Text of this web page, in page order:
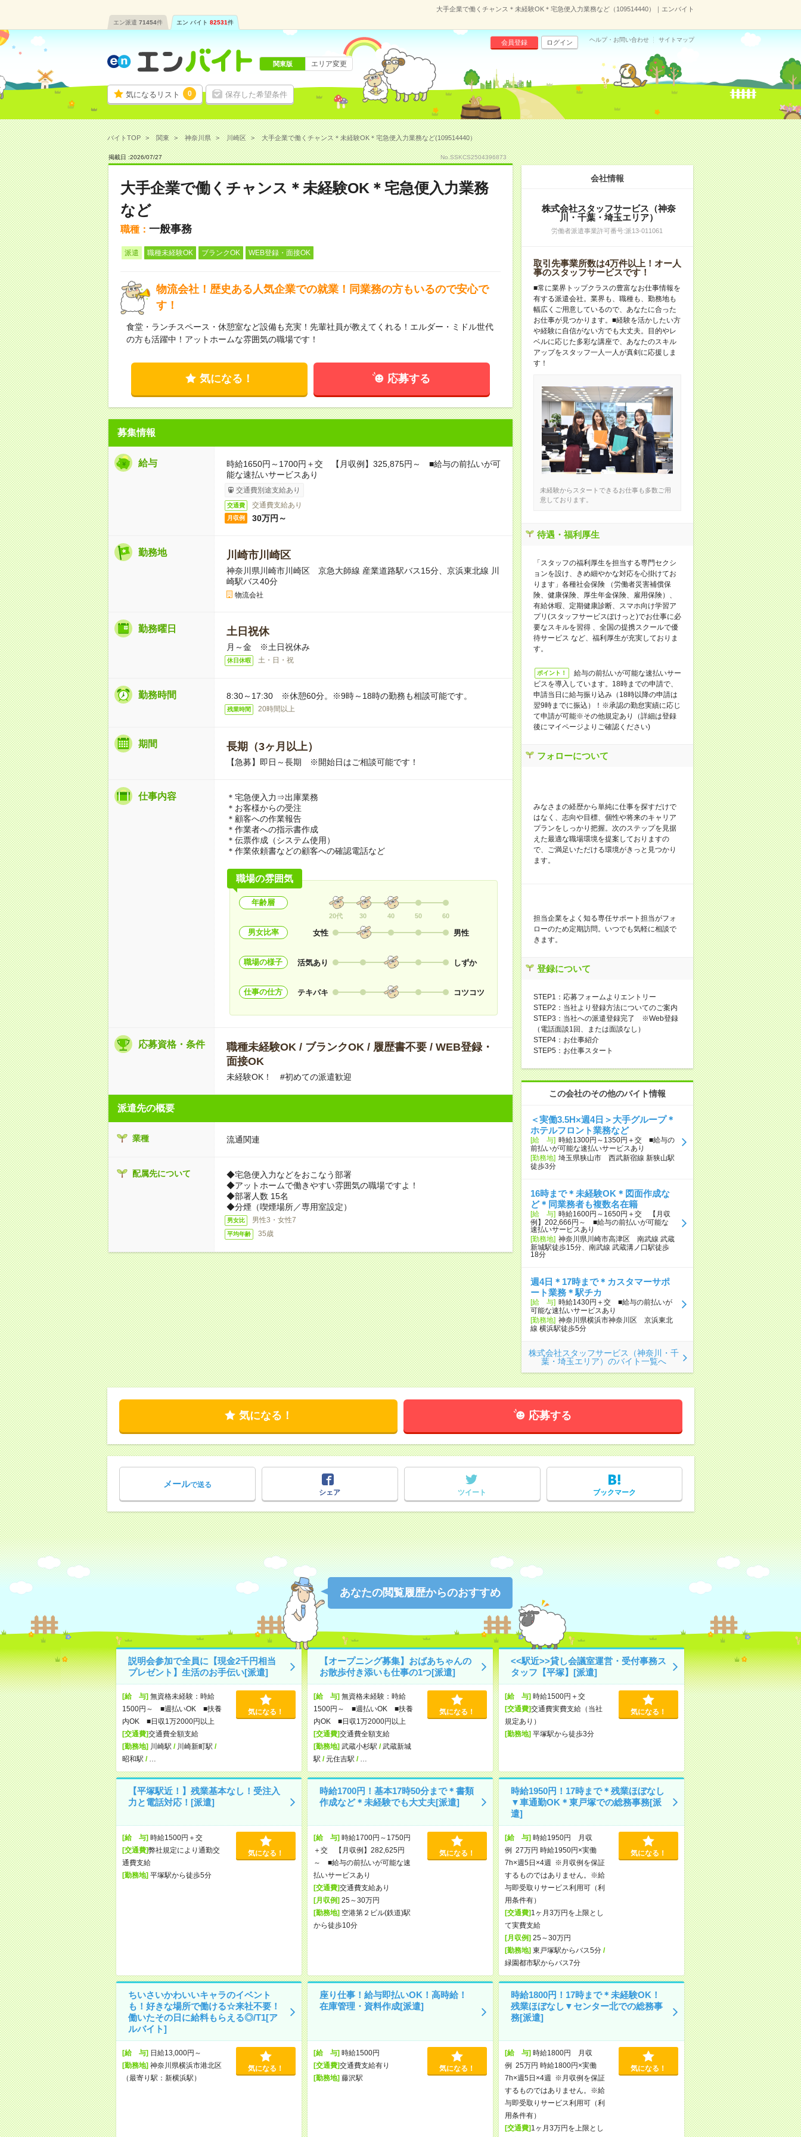
大手企業で働くチャンス＊未経験OK＊宅急便入力業務など（109514440）｜エンバイト
エン派遣 71454件 エン バイト 82531件
気になるリスト 0 保存した希望条件
会員登録 ログイン ヘルプ・お問い合わせ サイトマップ
関東版 エリア変更
バイトTOP 関東 神奈川県 川崎区 大手企業で働くチャンス＊未経験OK＊宅急便入力業務など(109514440）
掲載日 :2026/07/27 No.SSKCS2504396873
大手企業で働くチャンス＊未経験OK＊宅急便入力業務
など
職種： 一般事務
派遣 職種未経験OK ブランクOK WEB登録・面接OK
物流会社！歴史ある人気企業での就業！同業務の方もいるので安心で
す！
食堂・ランチスペース・休憩室など設備も充実！先輩社員が教えてくれる！エルダー・ミドル世代
の方も活躍中！アットホームな雰囲気の職場です！
気になる！ 応募する
募集情報
給与
時給1650円～1700円＋交 【月収例】325,875円～ ■給与の前払いが可
能な速払いサービスあり
交通費別途支給あり
交通費 交通費支給あり
月収例 30万円～
勤務地 川崎市川崎区
神奈川県川崎市川崎区 京急大師線 産業道路駅バス15分、京浜東北線 川
崎駅バス40分
物流会社
勤務曜日 土日祝休
月～金 ※土日祝休み
休日休暇 土・日・祝
勤務時間 8:30～17:30 ※休憩60分。※9時～18時の勤務も相談可能です。
残業時間 20時間以上
期間 長期（3ヶ月以上）
【急募】即日～長期 ※開始日はご相談可能です！
仕事内容
＊宅急便入力⇒出庫業務
＊お客様からの受注
＊顧客への作業報告
＊作業者への指示書作成
＊伝票作成（システム使用）
＊作業依頼書などの顧客への確認電話など
職場の雰囲気
年齢層
20代 30 40 50 60
男女比率 女性 男性
職場の様子 活気あり しずか
仕事の仕方 テキパキ コツコツ
応募資格・条件
職種未経験OK / ブランクOK / 履歴書不要 / WEB登録・
面接OK
未経験OK！ #初めての派遣歓迎
派遣先の概要
業種 流通関連
配属先について
◆宅急便入力などをおこなう部署
◆アットホームで働きやすい雰囲気の職場ですよ！
◆部署人数 15名
◆分煙（喫煙場所／専用室設定）
男女比 男性3・女性7
平均年齢 35歳
会社情報
株式会社スタッフサービス（神奈
川・千葉・埼玉エリア）
労働者派遣事業許可番号:派13-011061
取引先事業所数は4万件以上！オー人
事のスタッフサービスです！
■常に業界トップクラスの豊富なお仕事情報を
有する派遣会社。業界も、職種も、勤務地も
幅広くご用意しているので、あなたに合った
お仕事が見つかります。■経験を活かしたい方
や経験に自信がない方でも大丈夫。目的やレ
ベルに応じた多彩な講座で、あなたのスキル
アップをスタッフ一人一人が真剣に応援しま
す！
未経験からスタートできるお仕事も多数ご用
意しております。
待遇・福利厚生
「スタッフの福利厚生を担当する専門セクシ
ョンを設け、きめ細やかな対応を心掛けてお
ります」各種社会保険 （労働者災害補償保
険、健康保険、厚生年金保険、雇用保険）、
有給休暇、定期健康診断、スマホ向け学習ア
プリ(スタッフサービスぽけっと)でお仕事に必
要なスキルを習得 、全国の提携スクールで優
待サービス など、福利厚生が充実しておりま
す。
ポイント！
給与の前払いが可能な速払いサー
ビスを導入しています。18時までの申請で、
申請当日に給与振り込み（18時以降の申請は
翌9時までに振込）！※承認の勤怠実績に応じ
て申請が可能※その他規定あり（詳細は登録
後にマイページよりご確認ください)
フォローについて
みなさまの経歴から単純に仕事を探すだけで
はなく、志向や目標、個性や将来のキャリア
プランをしっかり把握。次のステップを見据
えた最適な職場環境を提案しておりますの
で、ご満足いただける環境がきっと見つかり
ます。
担当企業をよく知る専任サポート担当がフォ
ローのため定期訪問。いつでも気軽に相談で
きます。
登録について
STEP1：応募フォームよりエントリー
STEP2：当社より登録方法についてのご案内
STEP3：当社への派遣登録完了 ※Web登録
（電話面談1回、または面談なし）
STEP4：お仕事紹介
STEP5：お仕事スタート
この会社のその他のバイト情報
＜実働3.5H×週4日＞大手グループ＊
ホテルフロント業務など
[給 与] 時給1300円～1350円＋交 ■給与の
前払いが可能な速払いサービスあり
[勤務地] 埼玉県狭山市 西武新宿線 新狭山駅
徒歩3分
16時まで＊未経験OK＊図面作成な
ど＊同業務者も複数名在籍
[給 与] 時給1600円～1650円＋交 【月収
例】202,666円～ ■給与の前払いが可能な
速払いサービスあり
[勤務地] 神奈川県川崎市高津区 南武線 武蔵
新城駅徒歩15分、南武線 武蔵溝ノ口駅徒歩
18分
週4日＊17時まで＊カスタマーサポ
ート業務＊駅チカ
[給 与] 時給1430円＋交 ■給与の前払いが
可能な速払いサービスあり
[勤務地] 神奈川県横浜市神奈川区 京浜東北
線 横浜駅徒歩5分
株式会社スタッフサービス（神奈川・千
葉・埼玉エリア）のバイト一覧へ
気になる！ 応募する
メールで送る
シェア
ツイート ブックマーク
あなたの閲覧履歴からのおすすめ
説明会参加で全員に【現金2千円相当
プレゼント】生活のお手伝い[派遣]
[給 与]無資格未経験：時給
1500円～ ■週払いOK ■扶養
内OK ■日収1万2000円以上
[交通費]交通費全額支給
[勤務地]川崎駅 / 川崎新町駅 /
昭和駅 /
気になる！
【オープニング募集】おばあちゃんの
お散歩付き添いも仕事の1つ[派遣]
[給 与]無資格未経験：時給
1500円～ ■週払いOK ■扶養
内OK ■日収1万2000円以上
[交通費]交通費全額支給
[勤務地]武蔵小杉駅 /武蔵新城
駅 /元住吉駅 /
気になる！
<<駅近>>貸し会議室運営・受付事務ス
タッフ【平塚】[派遣]
[給 与]時給1500円＋交
[交通費]交通費実費支給（当社
規定あり）
[勤務地]平塚駅から徒歩3分
気になる！
【平塚駅近！】残業基本なし！受注入
力と電話対応！[派遣]
[給 与]時給1500円＋交
[交通費]弊社規定により通勤交
通費支給
[勤務地]平塚駅から徒歩5分
気になる！
時給1700円！基本17時50分まで＊書類
作成など＊未経験でも大丈夫[派遣]
[給 与]時給1700円～1750円
＋交 【月収例】282,625円
～ ■給与の前払いが可能な速
払いサービスあり
[交通費]交通費支給あり
[月収例]25～30万円
[勤務地]空港第２ビル(鉄道)駅
から徒歩10分
気になる！
時給1950円！17時まで＊残業ほぼなし
▼車通勤OK＊東戸塚での総務事務[派
遣]
[給 与]時給1950円 月収
例 27万円 時給1950円×実働
7h×週5日×4週 ※月収例を保証
するものではありません。※給
与即受取りサービス利用可（利
用条件有）
[交通費]1ヶ月3万円を上限とし
て実費支給
[月収例]25～30万円
[勤務地]東戸塚駅からバス5分/
緑園都市駅からバス7分
気になる！
ちいさいかわいいキャラのイベント
も！好きな場所で働ける☆来社不要！
働いたその日に給料もらえる◎/T1[ア
ルバイト]
[給 与]日給13,000円～
[勤務地]神奈川県横浜市港北区
（最寄り駅：新横浜駅）
気になる！
座り仕事！給与即払いOK！高時給！
在庫管理・資料作成[派遣]
[給 与]時給1500円
[交通費]交通費支給有り
[勤務地]藤沢駅
気になる！
時給1800円！17時まで＊未経験OK！
残業ほぼなし▼センター北での総務事
務[派遣]
[給 与]時給1800円 月収
例 25万円 時給1800円×実働
7h×週5日×4週 ※月収例を保証
するものではありません。※給
与即受取りサービス利用可（利
用条件有）
[交通費]1ヶ月3万円を上限とし
気になる！